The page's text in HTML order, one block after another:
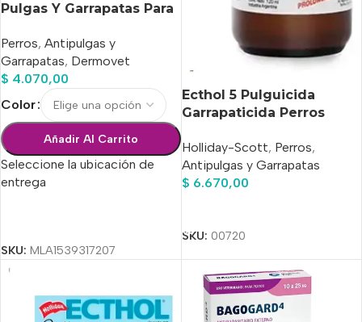
Pulgas Y Garrapatas Para
Perros, Antipulgas y
Garrapatas, Dermovet
$ 4.070,00
Color
Añadir Al Carrito
Seleccione la ubicación de
entrega
SKU: MLA1539317207
Ecthol 5 Pulguicida
Garrapaticida Perros
Holliday-Scott, Perros,
Antipulgas y Garrapatas
$ 6.670,00
SKU: 00720